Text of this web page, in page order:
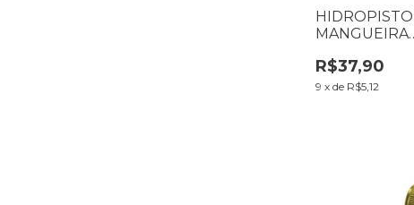
MANGUEIRA
R$37,90
9 xde R$5,12